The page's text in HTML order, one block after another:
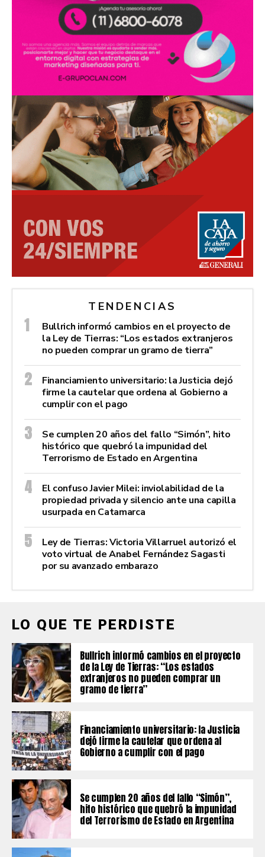
TENDENCIAS
Bullrich informó cambios en el proyecto de
la Ley de Tierras: “Los estados extranjeros
no pueden comprar un gramo de tierra”
Financiamiento universitario: la Justicia dejó
firme la cautelar que ordena al Gobierno a
cumplir con el pago
Se cumplen 20 años del fallo “Simón”, hito
histórico que quebró la impunidad del
Terrorismo de Estado en Argentina
El confuso Javier Milei: inviolabilidad de la
propiedad privada y silencio ante una capilla
usurpada en Catamarca
Ley de Tierras: Victoria Villarruel autorizó el
voto virtual de Anabel Fernández Sagasti
por su avanzado embarazo
LO QUE TE PERDISTE
Bullrich informó cambios en el proyecto
de la Ley de Tierras: “Los estados
extranjeros no pueden comprar un
gramo de tierra”
Financiamiento universitario: la Justicia
dejó firme la cautelar que ordena al
Gobierno a cumplir con el pago
Se cumplen 20 años del fallo “Simón”,
hito histórico que quebró la impunidad
del Terrorismo de Estado en Argentina